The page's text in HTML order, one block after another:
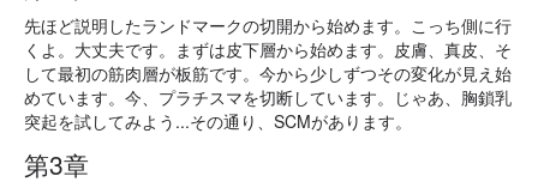
先ほど説明したランドマークの切開から始めます。こっち側に行
くよ。大丈夫です。まずは皮下層から始めます。皮膚、真皮、そ
して最初の筋肉層が板筋です。今から少しずつその変化が見え始
めています。今、プラチスマを切断しています。じゃあ、胸鎖乳
突起を試してみよう...その通り、SCMがあります。
第3章